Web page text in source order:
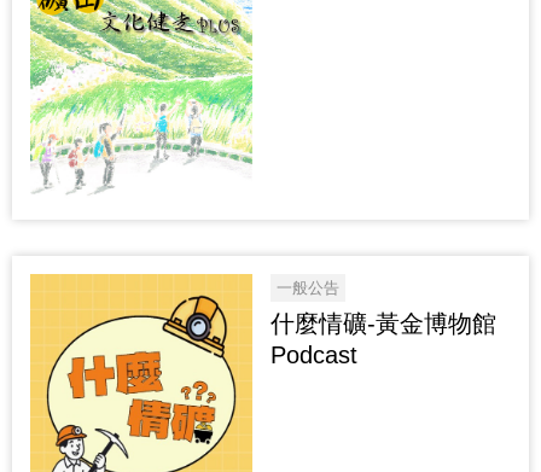
一般公告
什麼情礦-黃金博物館
Podcast